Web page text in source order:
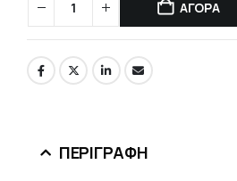
ΑΓΟΡΑ
ΠΕΡΙΓΡΑΦΉ